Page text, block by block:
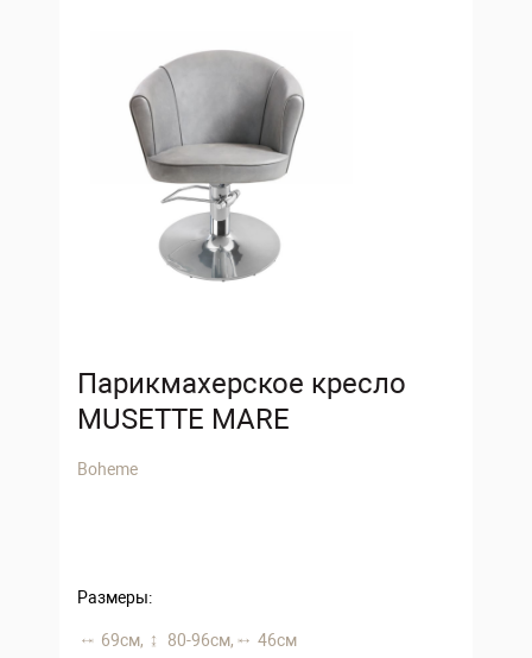
Парикмахерское кресло
MUSETTE MARE
Boheme
Размеры:
69 см, 80-96 см, 46 см